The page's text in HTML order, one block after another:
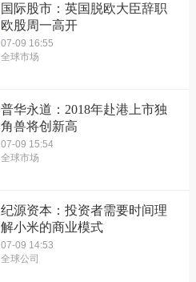
国际股市：英国脱欧大臣辞职
欧股周一高开
07-09 16:55
全球市场
普华永道：2018年赴港上市独
角兽将创新高
07-09 15:54
全球市场
纪源资本：投资者需要时间理
解小米的商业模式
07-09 14:53
全球公司